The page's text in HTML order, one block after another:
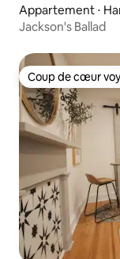
Appartement ⋅
Jackson's Ballad
Coup de cœur
Coup de cœur